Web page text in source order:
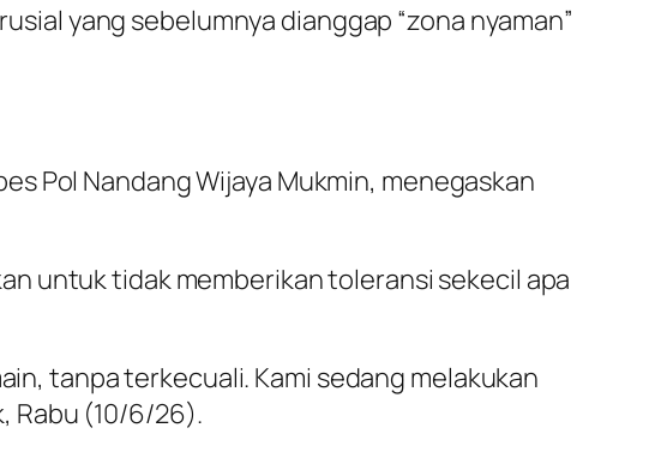
yang sebelumnya dianggap “zona nyaman”
Pol Nandang Wijaya Mukmin, menegaskan
untuk tidak memberikan toleransi sekecil apa
tanpa terkecuali. Kami sedang melakukan
Rabu (10/6/26).